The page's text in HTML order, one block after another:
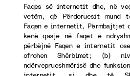
Faqes së internetit dhe, në
vetëm, që Përdoruesit mund
Faqen e internetit, Përmbajtjet
kenë qasje në faqet e
përbëjnë Faqen e internetit
ofrohen Shërbimet; (b)
ndërveprueshmërisë dhe